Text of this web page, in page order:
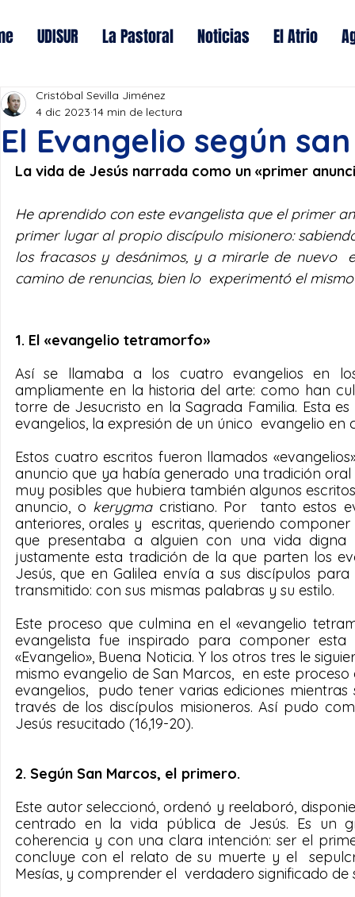
UDISUR La Pastoral Noticias El Atrio
El Evangelio según
Cristóbal Sevilla Jiménez
4 dic 2023 14 min de lectura
La vida de Jesús narrada como un «primer
He aprendido con este evangelista que el primer
primer lugar al propio discípulo misionero:
los fracasos y desánimos, y a mirarle de nuevo
camino de renuncias, bien lo  experimentó el
1. El «evangelio tetramorfo»
Así se llamaba a los cuatro evangelios en
ampliamente en la historia del arte: como han
torre de Jesucristo en la Sagrada Familia. Esta
evangelios, la expresión de un único  evangelio en
Estos cuatro escritos fueron llamados
anuncio que ya había generado una tradición
muy posibles que hubiera también algunos
anuncio, o kerygma cristiano. Por  tanto estos
anteriores, orales y  escritas, queriendo
que presentaba a alguien con una vida
justamente esta tradición de la que parten los
Jesús, que en Galilea envía a sus discípulos
transmitido: con sus mismas palabras y su estilo.
Este proceso que culmina en el «evangelio
evangelista fue inspirado para componer
«Evangelio», Buena Noticia. Y los otros tres le
mismo evangelio de San Marcos,  en este
evangelios,  pudo tener varias ediciones
través de los discípulos misioneros. Así pudo
Jesús resucitado (16,19-20).
2. Según San Marcos, el primero.
Este autor seleccionó, ordenó y reelaboró,
centrado en la vida pública de Jesús. Es un
coherencia y con una clara intención: ser el
concluye con el relato de su muerte y el
Mesías, y comprender el  verdadero significado de